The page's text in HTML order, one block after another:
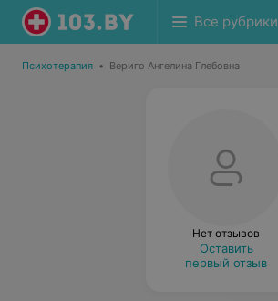
Все рубрики
Психотерапия • Вериго Ангелина Глебовна
Нет отзывов
Оставить
первый отзыв